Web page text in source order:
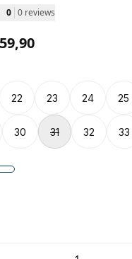
0 0 reviews
54,90 to € 59,90.
22 23 24 25
30 31 32 33